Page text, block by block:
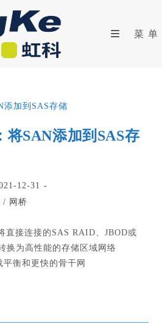
菜单
将SAN添加到SAS存
12-31
/ 网桥
直接连接的SAS RAID、JBOD或
换为高性能的存储区域网络
平衡和更快的骨干网